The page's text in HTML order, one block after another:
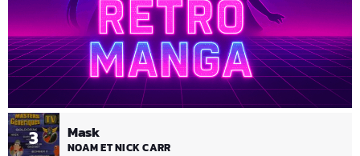
3 Mask
NOAM ET NICK CARR